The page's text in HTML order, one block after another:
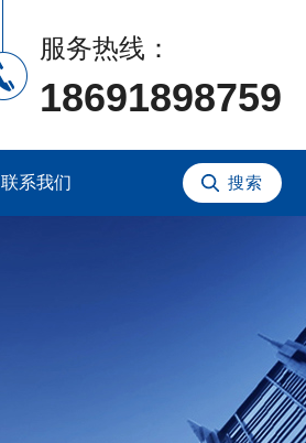
服务热线：
18691898759
联系我们